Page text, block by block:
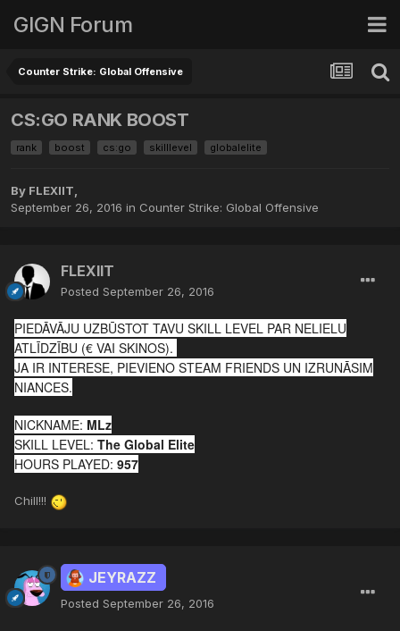
GIGN Forum
Counter Strike: Global Offensive
CS:GO RANK BOOST
rank boost cs:go skilllevel globalelite
By FLEXIIT,
September 26, 2016 in Counter Strike: Global Offensive
FLEXIIT
Posted September 26, 2016
PIEDĀVĀJU UZBŪSTOT TAVU SKILL LEVEL PAR NELIELU
ATLĪDZĪBU (€ VAI SKINOS).
JA IR INTERESE, PIEVIENO STEAM FRIENDS UN IZRUNĀSIM
NIANCES.
NICKNAME: MLz
SKILL LEVEL: The Global Elite
HOURS PLAYED: 957
Chill!!!
JEYRAZZ
Posted September 26, 2016